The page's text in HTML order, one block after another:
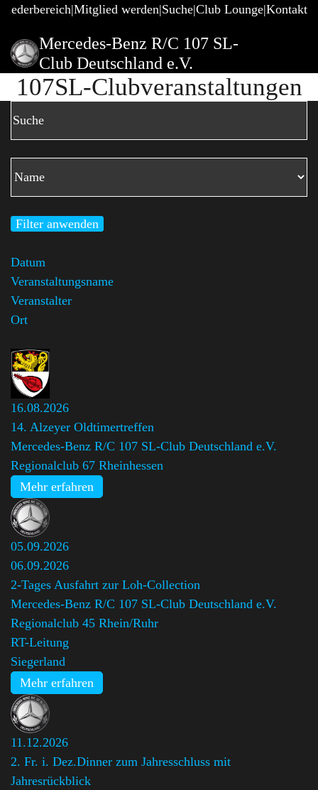
Mitglied werden Suche Club Lounge Kontakt
Mercedes-Benz R/C 107 SL-
Club Deutschland e.V.
107SL-Clubveranstaltungen
Filter anwenden
Datum
Veranstaltungsname
Veranstalter
Ort
16.08.2026
14. Alzeyer Oldtimertreffen
Mercedes-Benz R/C 107 SL-Club Deutschland e.V.
Regionalclub 67 Rheinhessen
Mehr erfahren
05.09.2026
06.09.2026
2-Tages Ausfahrt zur Loh-Collection
Mercedes-Benz R/C 107 SL-Club Deutschland e.V.
Regionalclub 45 Rhein/Ruhr,
RT-Leitung
Siegerland
Mehr erfahren
11.12.2026
2. Fr. i. Dez.Dinner zum Jahresschluss mit
Jahresrückblick